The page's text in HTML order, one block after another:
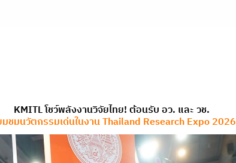
KMITL โชว์พลังงานวิจัยไทย! ต้อนรับ อว. และ วช.
มชมนวัตกรรมเด่นในงาน Thailand Research Expo 2026